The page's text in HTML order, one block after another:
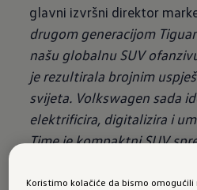
glavni izvršni direktor
drugom generacijom
našu globalnu SUV
je rezultirala brojnim
svijeta. Volkswagen sada
elektrificira, digitalizira i
Time je kompaktni SUV
Koristimo kolačiće da bismo